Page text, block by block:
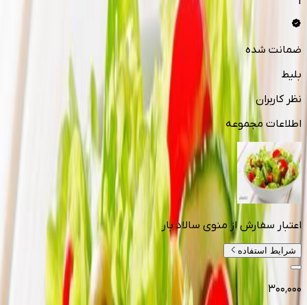
ضمانت شده
بلیط
نظر کاربران
اطلاعات مجموعه
اعتبار سفارش از منوی سالاد بار
شرایط استفاده
۳۰۰٬۰۰۰